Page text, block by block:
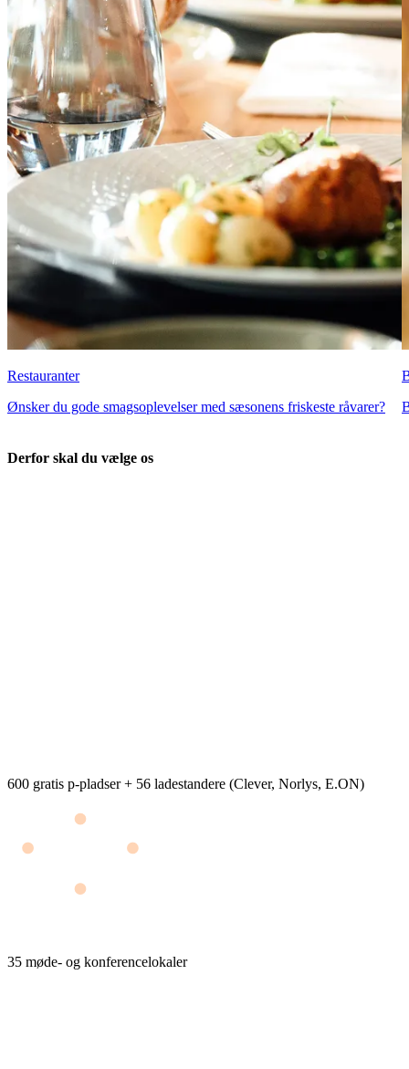
Restauranter
Ønsker du gode smagsoplevelser med sæsonens friskeste råvarer?
Derfor skal du vælge os
600 gratis p-pladser + 56 ladestandere (Clever, Norlys, E.ON)
35 møde- og konferencelokaler